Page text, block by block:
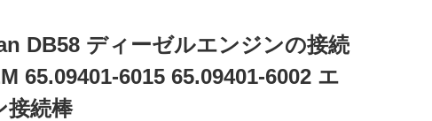
DB58 ディーゼルエンジンの接続
65.09401-6015 65.09401-6002 エ
接続棒